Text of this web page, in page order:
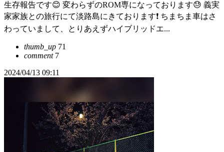
生存報告です😊 変わらずのROM専になっております😓 義実
家家族との旅行にて淡路島にきております❗ ちまちま車はさ
わっていまして、とりあえずハイブリッドエ...
thumb_up 71
comment7
2024/04/13 09:11